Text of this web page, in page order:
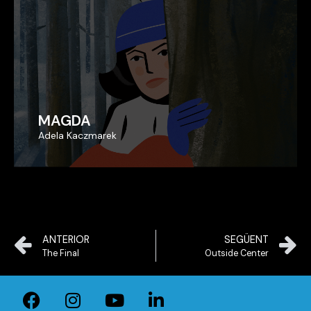
MAGDA
Adela Kaczmarek
MAGDA
Adela Kaczmarek
ANTERIOR
The Final
SEGÜENT
Outside Center